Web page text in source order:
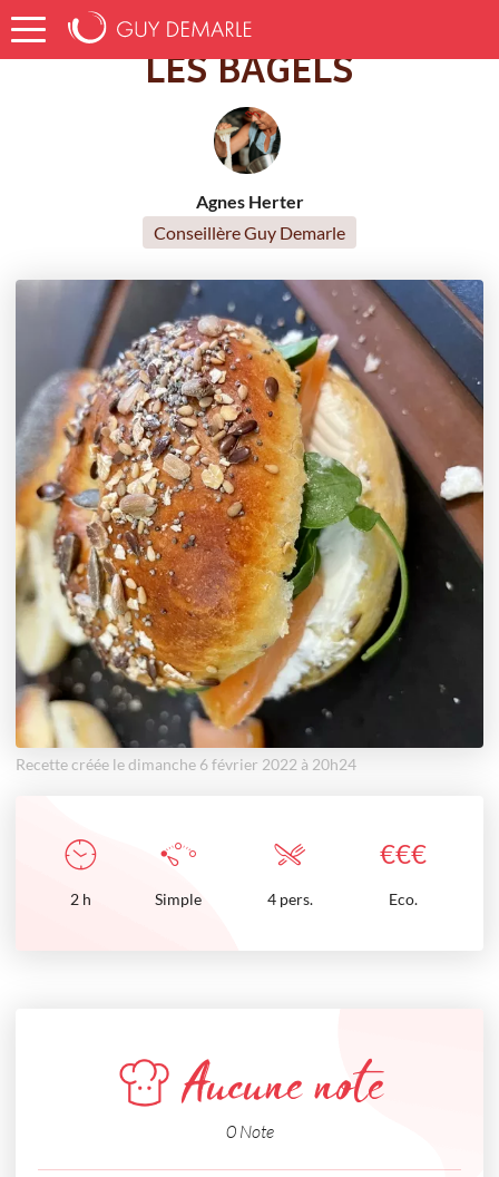
Accueil Recettes LES BAGELS
LES BAGELS
Agnes Herter
Conseillère Guy Demarle
Recette créée le dimanche 6 février 2022 à 20h24
€€€
2 h Simple 4 pers. Eco.
Aucune note
0 Note